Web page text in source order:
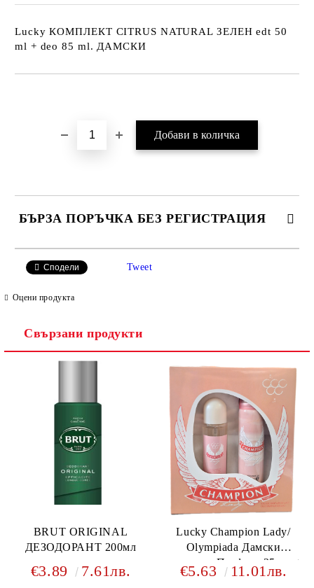
Lucky КОМПЛЕКТ CITRUS NATURAL ЗЕЛЕН edt 50
ml + deo 85 ml. ДАМСКИ
БЪРЗА ПОРЪЧКА БЕЗ РЕГИСТРАЦИЯ
Ние ще се свържем с вас в рамките на работния ден.
Сподели Tweet
Оцени продукта
Свързани продукти
BRUT ORIGINAL
ДЕЗОДОРАНТ 200мл
€3.89 7.61лв.
Lucky Champion Lady/
Olympiada Дамски
комплект Парфюм 35 мл +
Дезодорант 85 мл
€5.63 11.01лв.